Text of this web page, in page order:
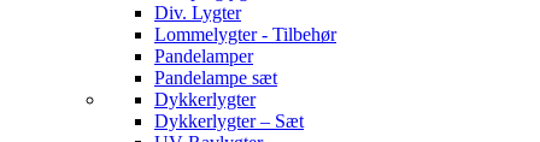
Div. Lygter
Lommelygter - Tilbehør
Pandelamper
Pandelampe sæt
Dykkerlygter
Dykkerlygter – Sæt